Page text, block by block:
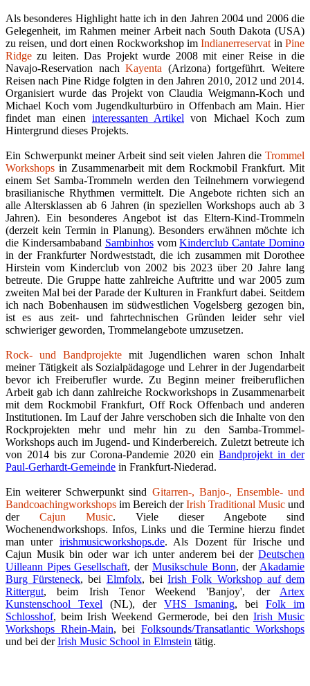
Als besonderes Highlight hatte ich in den Jahren 2004 und 2006 die
Gelegenheit, im Rahmen meiner Arbeit nach South Dakota (USA)
zu reisen, und dort einen Rockworkshop imIndianerreservat inPine
Ridge zu leiten. Das Projekt wurde 2008 mit einer Reise in die
Navajo-Reservation nachKayenta (Arizona) fortgeführt. Weitere
Reisen nach Pine Ridge folgten in den Jahren 2010, 2012 und 2014.
Organisiert wurde das Projekt von Claudia Weigmann-Koch und
Michael Koch vom Jugendkulturbüro in Offenbach am Main. Hier
findet man einen interessanten Artikel von Michael Koch zum
Hintergrund dieses Projekts.
Ein Schwerpunkt meiner Arbeit sind seit vielen Jahren die Trommel
Workshops in Zusammenarbeit mit dem Rockmobil Frankfurt. Mit
einem Set Samba-Trommeln werden den Teilnehmern vorwiegend
brasilianische Rhythmen vermittelt. Die Angebote richten sich an
alle Altersklassen ab 6 Jahren (in speziellen Workshops auch ab 3
Jahren). Ein besonderes Angebot ist das Eltern-Kind-Trommeln
(derzeit kein Termin in Planung). Besonders erwähnen möchte ich
die Kindersambaband SambinhosvomKinderclub Cantate Domino
in der Frankfurter Nordweststadt, die ich zusammen mit Dorothee
Hirstein vom Kinderclub von 2002 bis 2023 über 20 Jahre lang
betreute. Die Gruppe hatte zahlreiche Auftritte und war 2005 zum
zweiten Mal bei der Parade der Kulturen in Frankfurt dabei. Seitdem
ich nach Bobenhausen im südwestlichen Vogelsberg gezogen bin,
ist es aus zeit- und fahrtechnischen Gründen leider sehr viel
schwieriger geworden, Trommelangebote umzusetzen.
Rock- und Bandprojektemit Jugendlichen waren schon Inhalt
meiner Tätigkeit als Sozialpädagoge und Lehrer in der Jugendarbeit
bevor ich Freiberufler wurde. Zu Beginn meiner freiberuflichen
Arbeit gab ich dann zahlreiche Rockworkshops in Zusammenarbeit
mit dem Rockmobil Frankfurt, Off Rock Offenbach und anderen
Institutionen. Im Lauf der Jahre verschoben sich die Inhalte von den
Rockprojekten mehr und mehr hin zu den Samba-Trommel-
Workshops auch im Jugend- und Kinderbereich. Zuletzt betreute ich
von 2014 bis zur Corona-Pandemie 2020 ein Bandprojekt in der
Paul-Gerhardt-Gemeinde in Frankfurt-Niederad.
Ein weiterer Schwerpunkt sind Gitarren-, Banjo-, Ensemble- und
Bandcoachingworkshops im Bereich derIrish Traditional Music und
der Cajun Music. Viele dieser Angebote sind
Wochenendworkshops. Infos, Links und die Termine hierzu findet
man unter irishmusicworkshops.de. Als Dozent für Irische und
Cajun Musik bin oder war ich unter anderem bei der Deutschen
Uilleann Pipes Gesellschaft, der Musikschule Bonn, der Akadamie
Burg Fürsteneck, bei Elmfolx, beiIrish Folk Workshop auf dem
Rittergut, beim Irish Tenor Weekend 'Banjoy', der Artex
Kunstenschool Texel (NL), der VHS Ismaning, bei Folk im
Schlosshof, beim Irish Weekend Germerode, bei den Irish Music
Workshops Rhein-Main, bei Folksounds/Transatlantic Workshops
und bei derIrish Music School in Elmstein tätig.